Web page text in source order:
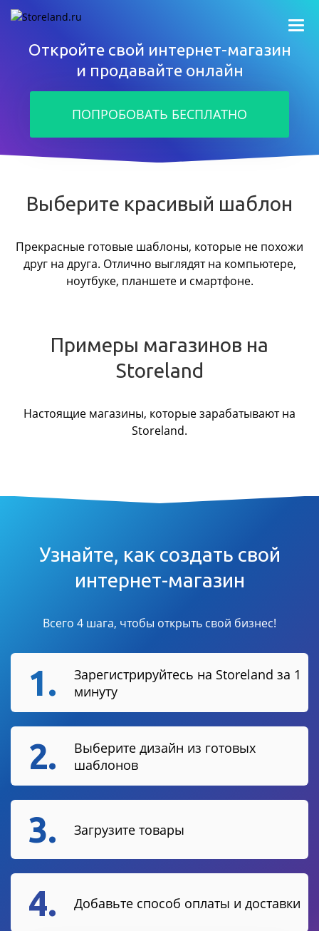
Откройте свой интернет-магазин
и продавайте онлайн
ПОПРОБОВАТЬ БЕСПЛАТНО
Выберите красивый шаблон
Прекрасные готовые шаблоны, которые не похожи
друг на друга. Отлично выглядят на компьютере,
ноутбуке, планшете и смартфоне.
Примеры магазинов на
Storeland
Настоящие магазины, которые зарабатывают на
Storeland.
Узнайте, как создать свой
интернет-магазин
Всего 4 шага, чтобы открыть свой бизнес!
1.
Зарегистрируйтесь на Storeland за 1
минуту
2.
Выберите дизайн из готовых
шаблонов
3. Загрузите товары
4. Добавьте способ оплаты и доставки